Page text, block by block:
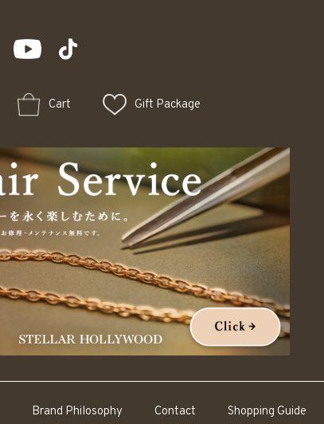
Cart Gift Package
Brand Philosophy Contact Shopping Guide